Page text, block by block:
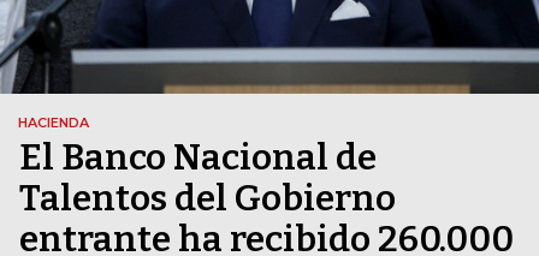
HACIENDA
El Banco Nacional de
Talentos del Gobierno
entrante ha recibido 260.000